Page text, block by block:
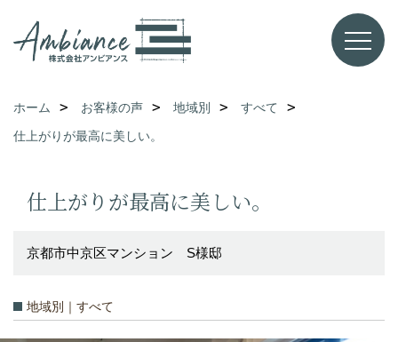
ホーム お客様の声 地域別
すべて
仕上がりが最高に美しい。
仕上がりが最高に美しい。
京都市中京区マンション S様邸
地域別｜すべて